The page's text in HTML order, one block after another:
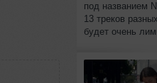
под названием
13 треков
будет очень